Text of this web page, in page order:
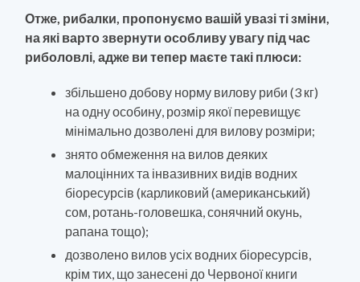
Отже, рибалки, пропонуємо вашій увазі ті зміни,
на які варто звернути особливу увагу під час
риболовлі, адже ви тепер маєте такі плюси:
збільшено добову норму вилову риби (3 кг)
на одну особину, розмір якої перевищує
мінімально дозволені для вилову розміри;
знято обмеження на вилов деяких
малоцінних та інвазивних видів водних
біоресурсів (карликовий (американський)
сом, ротань-головешка, сонячний окунь,
рапана тощо);
дозволено вилов усіх водних біоресурсів,
крім тих, що занесені до Червоної книги